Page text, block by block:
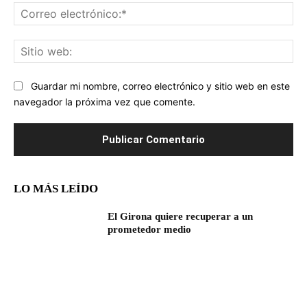
Guardar mi nombre, correo electrónico y sitio web en este
navegador la próxima vez que comente.
LO MÁS LEÍDO
El Girona quiere recuperar a un
prometedor medio